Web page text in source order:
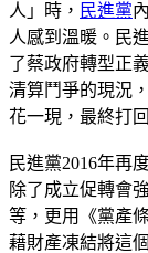
人」時， 民進黨
人感到溫暖。民
了蔡政府轉型正
清算鬥爭的現況
花一現，最終打
民進黨2016年再
除了成立促轉會
等，更用《黨產
藉財產凍結將這